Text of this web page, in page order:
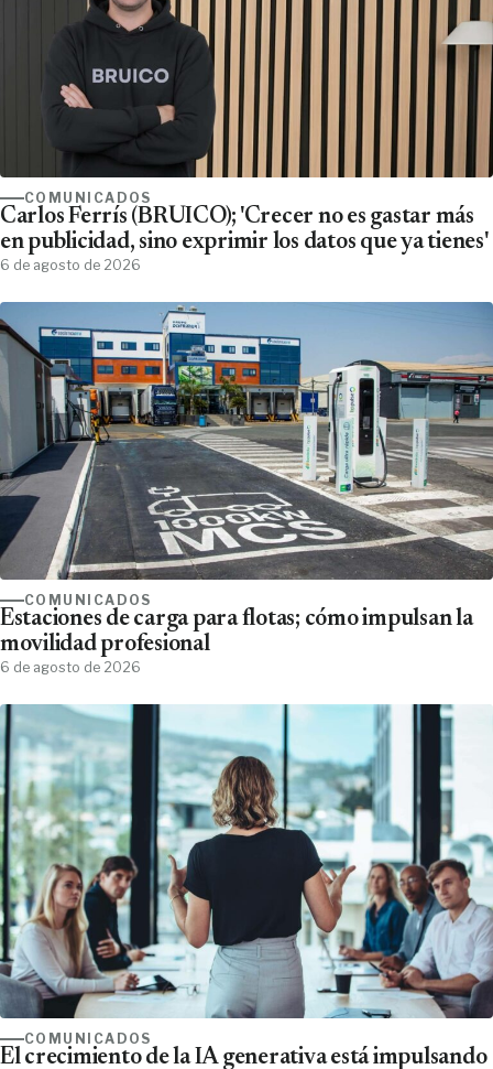
COMUNICADOS
Carlos Ferrís (BRUICO); 'Crecer no es gastar más
en publicidad, sino exprimir los datos que ya tienes'
6 de agosto de 2026
COMUNICADOS
Estaciones de carga para flotas; cómo impulsan la
movilidad profesional
6 de agosto de 2026
COMUNICADOS
El crecimiento de la IA generativa está impulsando